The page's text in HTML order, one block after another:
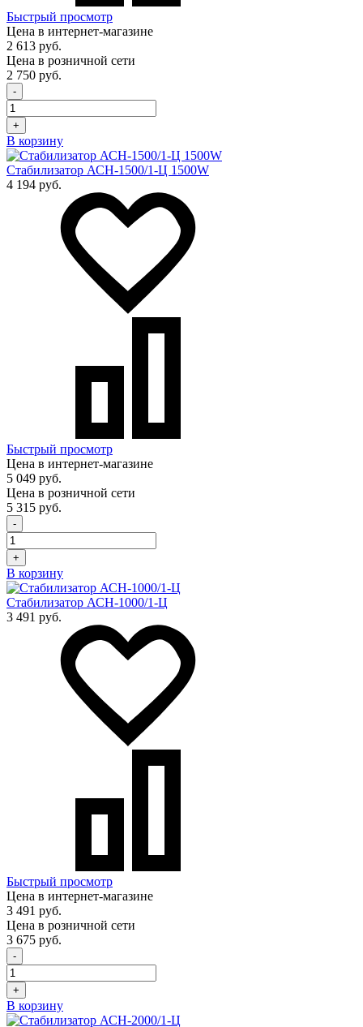
Быстрый просмотр
Цена в интернет-магазине
2 613 руб.
Цена в розничной сети
2 750 руб.
-
+
В корзину
Стабилизатор АСН-1500/1-Ц 1500W
4 194 руб.
Быстрый просмотр
Цена в интернет-магазине
5 049 руб.
Цена в розничной сети
5 315 руб.
-
+
В корзину
Стабилизатор АСН-1000/1-Ц
3 491 руб.
Быстрый просмотр
Цена в интернет-магазине
3 491 руб.
Цена в розничной сети
3 675 руб.
-
+
В корзину